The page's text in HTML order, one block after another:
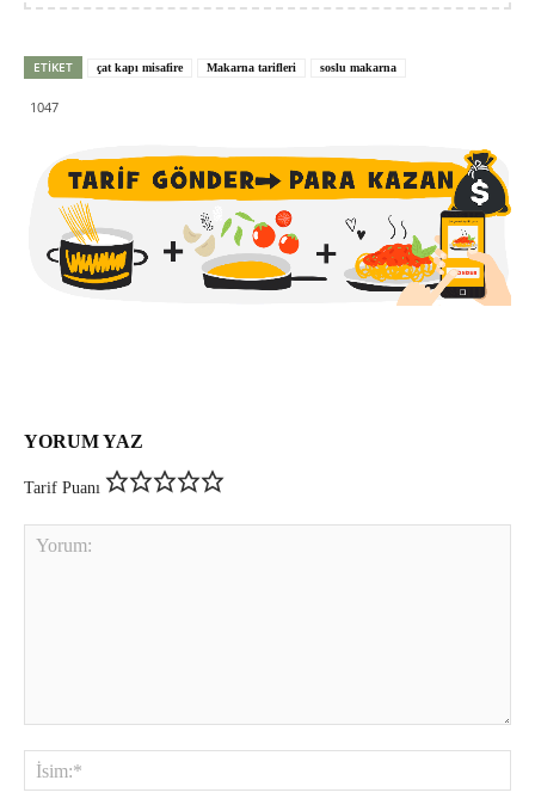
ETIKET çat kapı misafire Makarna tarifleri soslu makarna
1047
YORUM YAZ
Tarif Puanı